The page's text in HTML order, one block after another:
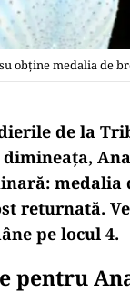
obţine medalia de
de la
medalia
returnată.
pe locul 4.
pentru